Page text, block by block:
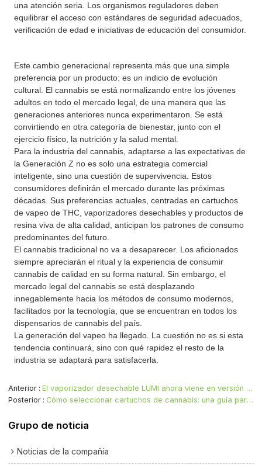
una atención seria. Los organismos reguladores deben
equilibrar el acceso con estándares de seguridad adecuados,
verificación de edad e iniciativas de educación del consumidor.
Este cambio generacional representa más que una simple
preferencia por un producto: es un indicio de evolución
cultural. El cannabis se está normalizando entre los jóvenes
adultos en todo el mercado legal, de una manera que las
generaciones anteriores nunca experimentaron. Se está
convirtiendo en otra categoría de bienestar, junto con el
ejercicio físico, la nutrición y la salud mental.
Para la industria del cannabis, adaptarse a las expectativas de
la Generación Z no es solo una estrategia comercial
inteligente, sino una cuestión de supervivencia. Estos
consumidores definirán el mercado durante las próximas
décadas. Sus preferencias actuales, centradas en cartuchos
de vapeo de THC, vaporizadores desechables y productos de
resina viva de alta calidad, anticipan los patrones de consumo
predominantes del futuro.
El cannabis tradicional no va a desaparecer. Los aficionados
siempre apreciarán el ritual y la experiencia de consumir
cannabis de calidad en su forma natural. Sin embargo, el
mercado legal del cannabis se está desplazando
innegablemente hacia los métodos de consumo modernos,
facilitados por la tecnología, que se encuentran en todos los
dispensarios de cannabis del país.
La generación del vapeo ha llegado. La cuestión no es si esta
tendencia continuará, sino con qué rapidez el resto de la
industria se adaptará para satisfacerla.
Anterior
El vaporizador desechable LUMI ahora viene en versión con botón: mismo rendimiento, más posibilidades.
Posterior
Cómo seleccionar cartuchos de cannabis: una guía para consumidores y marcas
Grupo de noticia
Noticias de la compañía